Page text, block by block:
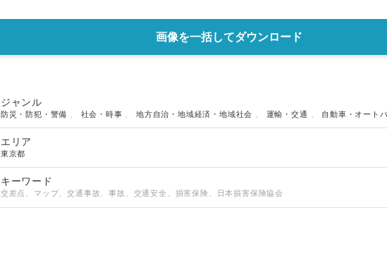
画像を一括してダウンロード
ジャンル
防災・防犯・警備 社会・時事 、地方自治・地域経済・地域社会 運輸・交通 自動車・オート
エリア
東京都
キーワード
交差点、マップ、交通事故、事故、交通安全、損害保険、日本損害保険協会